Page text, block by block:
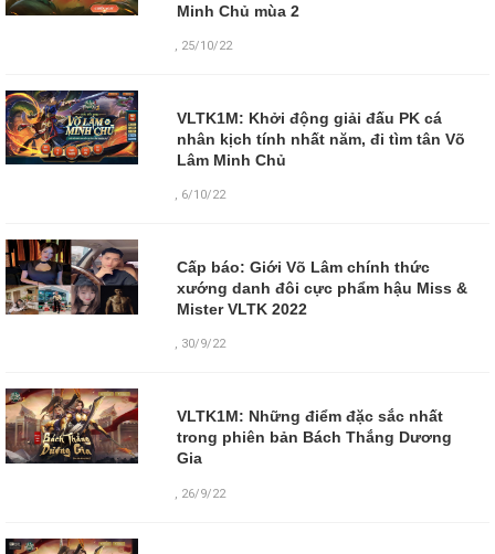
Minh Chủ mùa 2
, 25/10/22
VLTK1M: Khởi động giải đấu PK cá
nhân kịch tính nhất năm, đi tìm tân Võ
Lâm Minh Chủ
, 6/10/22
Cấp báo: Giới Võ Lâm chính thức
xướng danh đôi cực phẩm hậu Miss &
Mister VLTK 2022
, 30/9/22
VLTK1M: Những điểm đặc sắc nhất
trong phiên bản Bách Thắng Dương
Gia
26/9/22